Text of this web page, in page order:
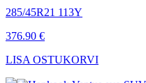
285/45R21 113Y
376.90 €
LISA OSTUKORVI